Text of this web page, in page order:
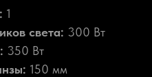
1
света: 300 Вт
350 Вт
150 мм